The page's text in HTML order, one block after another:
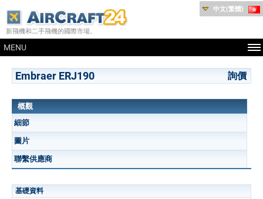
新飛機和二手飛機的國際市場。
MENU
中文(繁體)
Embraer ERJ190 詢價
概觀
細節
圖片
聯繫供應商
基礎資料